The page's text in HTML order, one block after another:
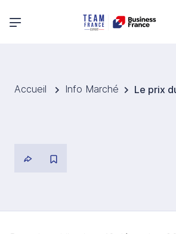
Menu principal
Accueil Info Marché